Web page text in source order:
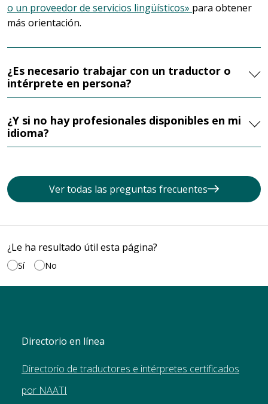
o un proveedor de servicios lingüísticos» para obtener
más orientación.
¿Es necesario trabajar con un traductor o
intérprete en persona?
¿Y si no hay profesionales disponibles en mi
idioma?
Ver todas las preguntas frecuentes
¿Le ha resultado útil esta página?
Sí No
Directorio en línea
Directorio de traductores e intérpretes certificados
por NAATI